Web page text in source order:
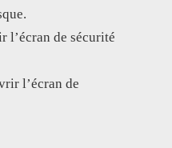
l’écran de sécurité
l’écran de